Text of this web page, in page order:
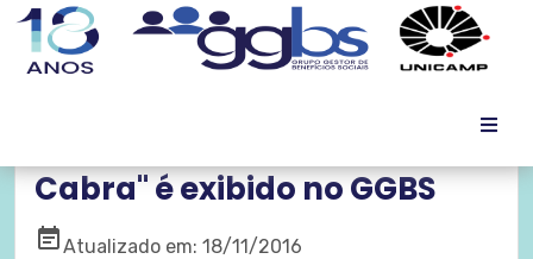
Cabra" é exibido no GGBS
event_noteAtualizado em: 18/11/2016